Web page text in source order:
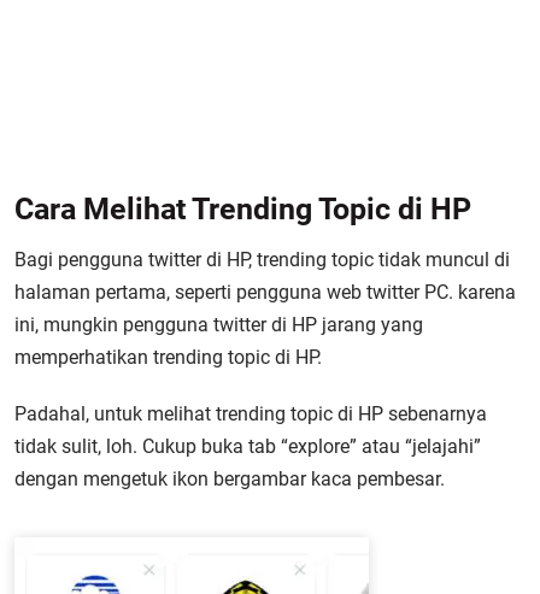
Cara Melihat Trending Topic di HP
Bagi pengguna twitter di HP, trending topic tidak muncul di
halaman pertama, seperti pengguna web twitter PC. karena
ini, mungkin pengguna twitter di HP jarang yang
memperhatikan trending topic di HP.
Padahal, untuk melihat trending topic di HP sebenarnya
tidak sulit, loh. Cukup buka tab “explore” atau “jelajahi”
dengan mengetuk ikon bergambar kaca pembesar.